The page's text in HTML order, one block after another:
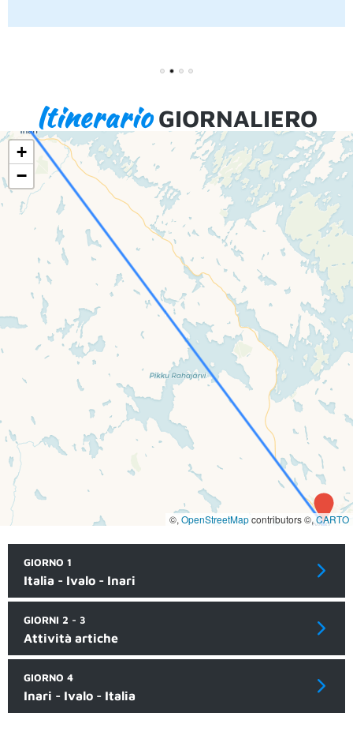
ItinerarioGIORNALIERO
+
−
©, OpenStreetMapcontributors ©,CARTO
GIORNO 1
Italia - Ivalo - Inari
GIORNI 2 - 3
Attività artiche
GIORNO 4
Inari - Ivalo - Italia